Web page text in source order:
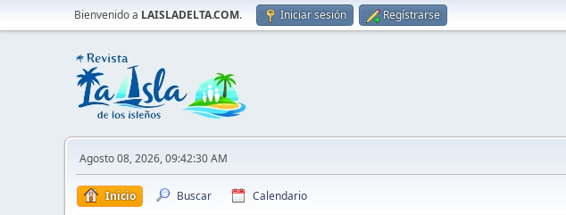
Bienvenido a LAISLADELTA.COM. Iniciar sesión Regístrarse
Agosto 08, 2026, 09:42:30 AM
Inicio Buscar Calendario